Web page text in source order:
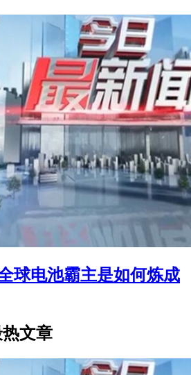
球电池霸主是如何炼成
文章